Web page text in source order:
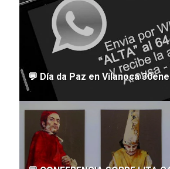
💬 Día da Paz en Vilanoca